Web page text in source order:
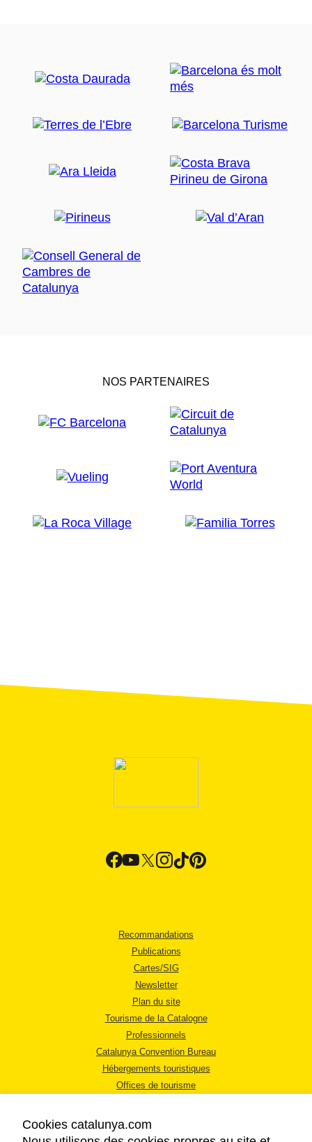
NOS PARTENAIRES
Recommandations
Publications
Cartes/SIG
Newsletter
Plan du site
Tourisme de la Catalogne
Professionnels
Catalunya Convention Bureau
Hébergements touristiques
Offices de tourisme
Cookies catalunya.com